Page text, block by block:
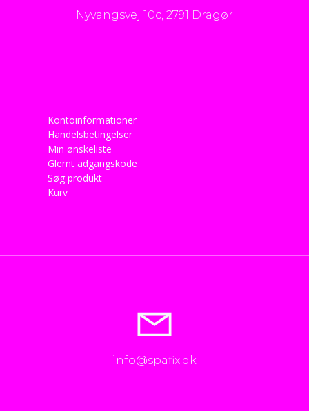
Nyvangsvej 10c, 2791 Dragør
Kontoinformationer
Handelsbetingelser
Min ønskeliste
Glemt adgangskode
Søg produkt
Kurv
info@spafix.dk